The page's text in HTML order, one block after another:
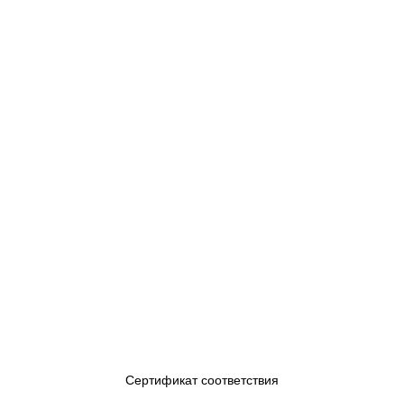
Сертификат соответствия